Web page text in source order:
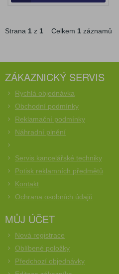
Strana 1 z 1 Celkem 1 záznamů
ZÁKAZNICKÝ SERVIS
Rychlá objednávka
Obchodní podmínky
Reklamační podmínky
Náhradní plnění
Servis kancelářské techniky
Potisk reklamních předmětů
Kontakt
Ochrana osobních údajů
MŮJ ÚČET
Nová registrace
Oblíbené položky
Předchozí objednávky